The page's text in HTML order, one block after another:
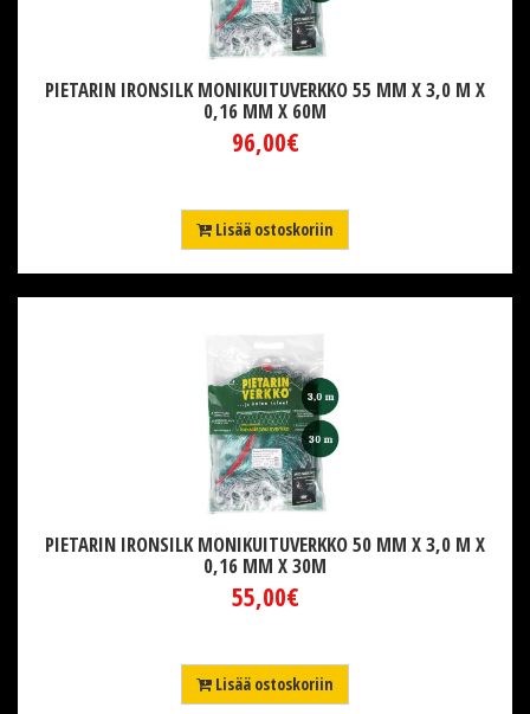
PIETARIN IRONSILK MONIKUITUVERKKO 55 MM X 3,0 M X
0,16 MM X 60M
96,00€
Lisää ostoskoriin
PIETARIN IRONSILK MONIKUITUVERKKO 50 MM X 3,0 M X
0,16 MM X 30M
55,00€
Lisää ostoskoriin